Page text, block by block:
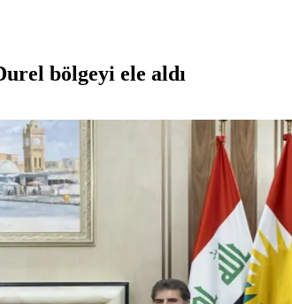
bölgeyi ele aldı